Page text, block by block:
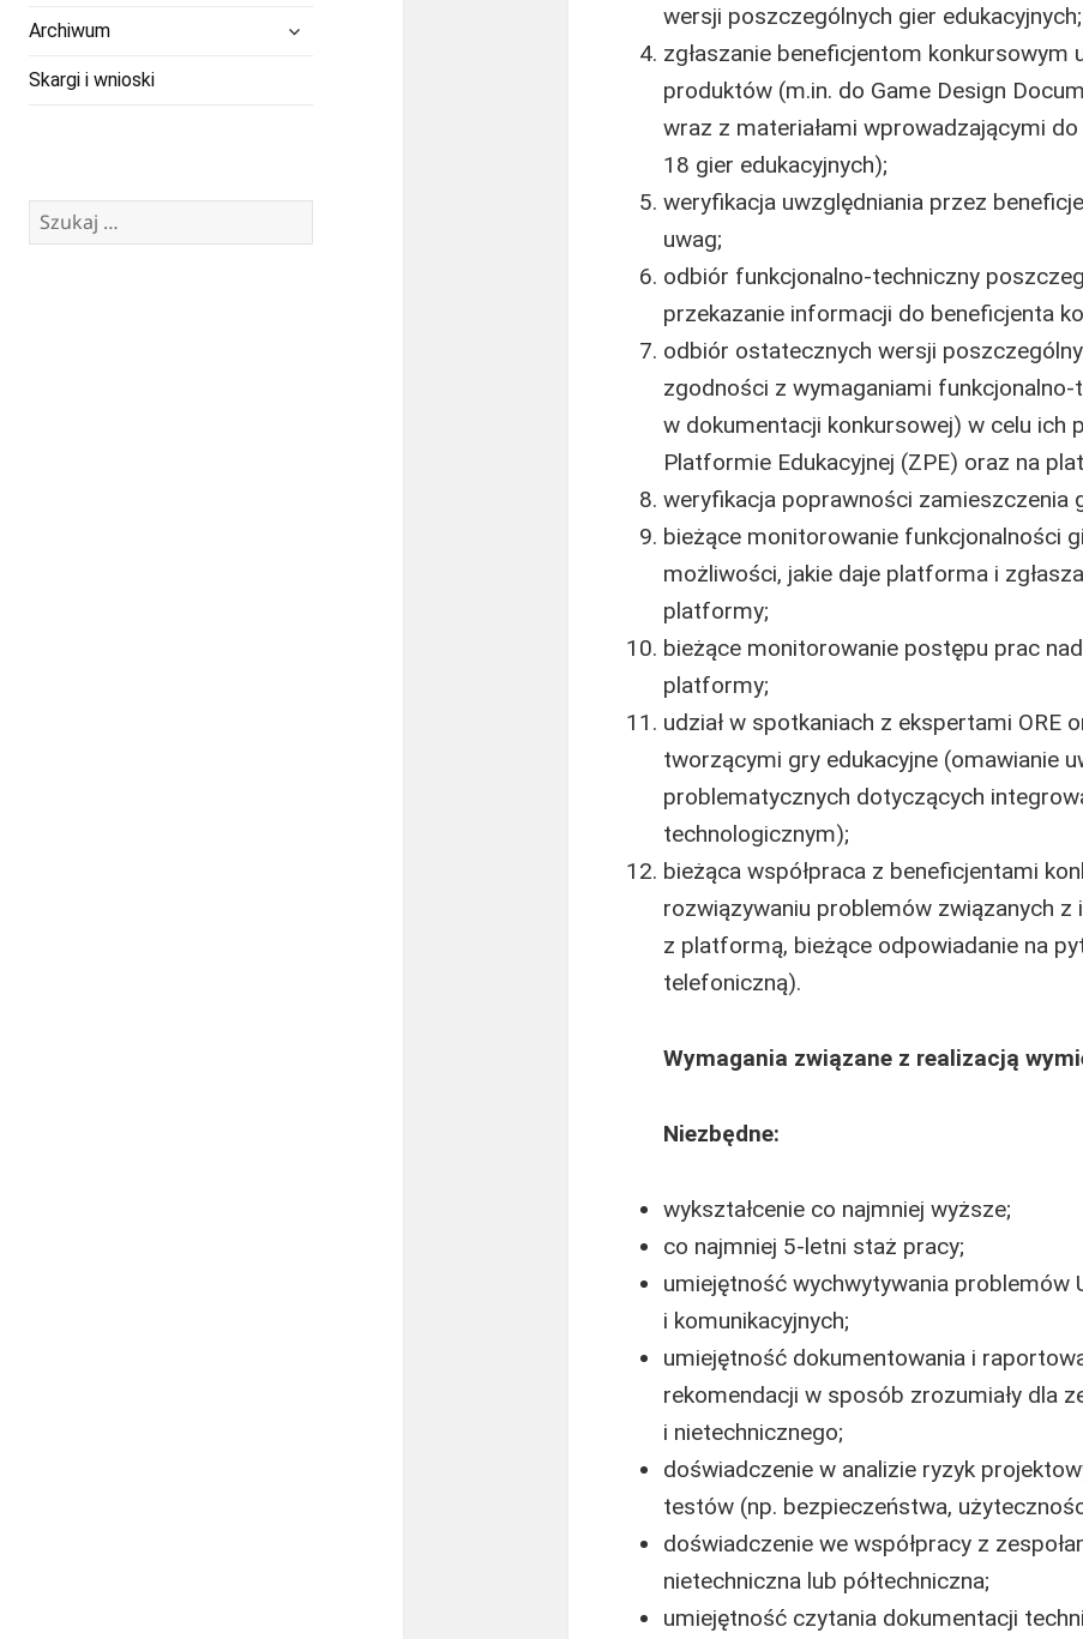
Archiwum
Skargi i wnioski
Szukaj:
wersji poszczególnych gier edukacyjnych;
zgłaszanie beneficjentom konkursowym
produktów (m.in. do Game Design
wraz z materiałami wprowadzającymi
18 gier edukacyjnych);
weryfikacja uwzględniania przez
uwag;
odbiór funkcjonalno-techniczny
przekazanie informacji do beneficjenta
odbiór ostatecznych wersji
zgodności z wymaganiami
w dokumentacji konkursowej) w celu ich
Platformie Edukacyjnej (ZPE) oraz na
weryfikacja poprawności zamieszczenia
bieżące monitorowanie funkcjonalności
możliwości, jakie daje platforma i
platformy;
bieżące monitorowanie postępu prac
platformy;
udział w spotkaniach z ekspertami ORE
tworzącymi gry edukacyjne (omawianie
problematycznych dotyczących
technologicznym);
bieżąca współpraca z beneficjentami
rozwiązywaniu problemów związanych z
z platformą, bieżące odpowiadanie na
telefoniczną).
Wymagania związane z realizacją
Niezbędne:
wykształcenie co najmniej wyższe;
co najmniej 5-letni staż pracy;
umiejętność wychwytywania problemów
i komunikacyjnych;
umiejętność dokumentowania i
rekomendacji w sposób zrozumiały dla
i nietechnicznego;
doświadczenie w analizie ryzyk
testów (np. bezpieczeństwa,
doświadczenie we współpracy z
nietechniczna lub półtechniczna;
umiejętność czytania dokumentacji